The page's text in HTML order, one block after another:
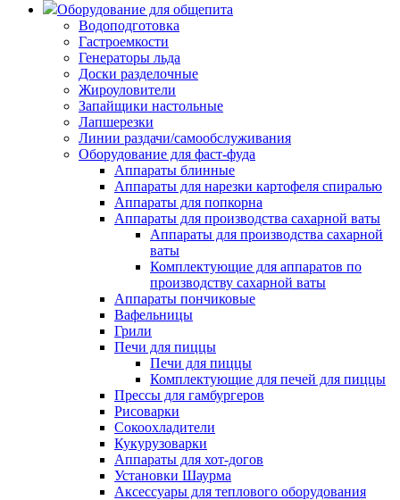
Оборудование для общепита
Водоподготовка
Гастроемкости
Генераторы льда
Доски разделочные
Жироуловители
Запайщики настольные
Лапшерезки
Линии раздачи/самообслуживания
Оборудование для фаст-фуда
Аппараты блинные
Аппараты для нарезки картофеля спиралью
Аппараты для попкорна
Аппараты для производства сахарной ваты
Аппараты для производства сахарной
ваты
Комплектующие для аппаратов по
производству сахарной ваты
Аппараты пончиковые
Вафельницы
Грили
Печи для пиццы
Печи для пиццы
Комплектующие для печей для пиццы
Прессы для гамбургеров
Рисоварки
Сокоохладители
Кукурузоварки
Аппараты для хот-догов
Установки Шаурма
Аксессуары для теплового оборудования